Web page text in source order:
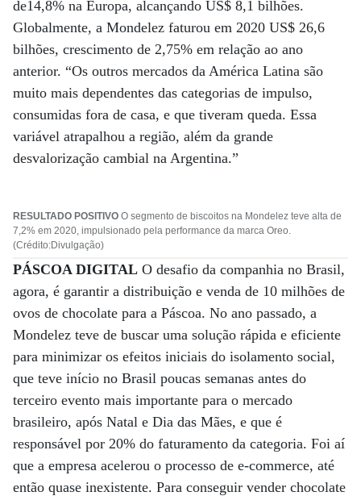
de14,8% na Europa, alcançando US$ 8,1 bilhões.
Globalmente, a Mondelez faturou em 2020 US$ 26,6
bilhões, crescimento de 2,75% em relação ao ano
anterior. “Os outros mercados da América Latina são
muito mais dependentes das categorias de impulso,
consumidas fora de casa, e que tiveram queda. Essa
variável atrapalhou a região, além da grande
desvalorização cambial na Argentina.”
RESULTADO POSITIVO O segmento de biscoitos na Mondelez teve alta de
7,2% em 2020, impulsionado pela performance da marca Oreo.
(Crédito:Divulgação)
PÁSCOA DIGITAL O desafio da companhia no Brasil,
agora, é garantir a distribuição e venda de 10 milhões de
ovos de chocolate para a Páscoa. No ano passado, a
Mondelez teve de buscar uma solução rápida e eficiente
para minimizar os efeitos iniciais do isolamento social,
que teve início no Brasil poucas semanas antes do
terceiro evento mais importante para o mercado
brasileiro, após Natal e Dia das Mães, e que é
responsável por 20% do faturamento da categoria. Foi aí
que a empresa acelerou o processo de e-commerce, até
então quase inexistente. Para conseguir vender chocolate